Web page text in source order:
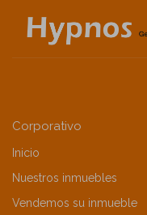
Corporativo
Inicio
Nuestros inmuebles
Vendemos su inmueble